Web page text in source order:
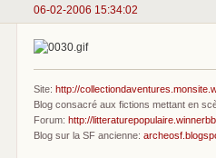
06-02-2006 15:34:02
Site: http://
Blog consacré aux fictions mettant en
Forum: http://
Blog sur la SF ancienne: